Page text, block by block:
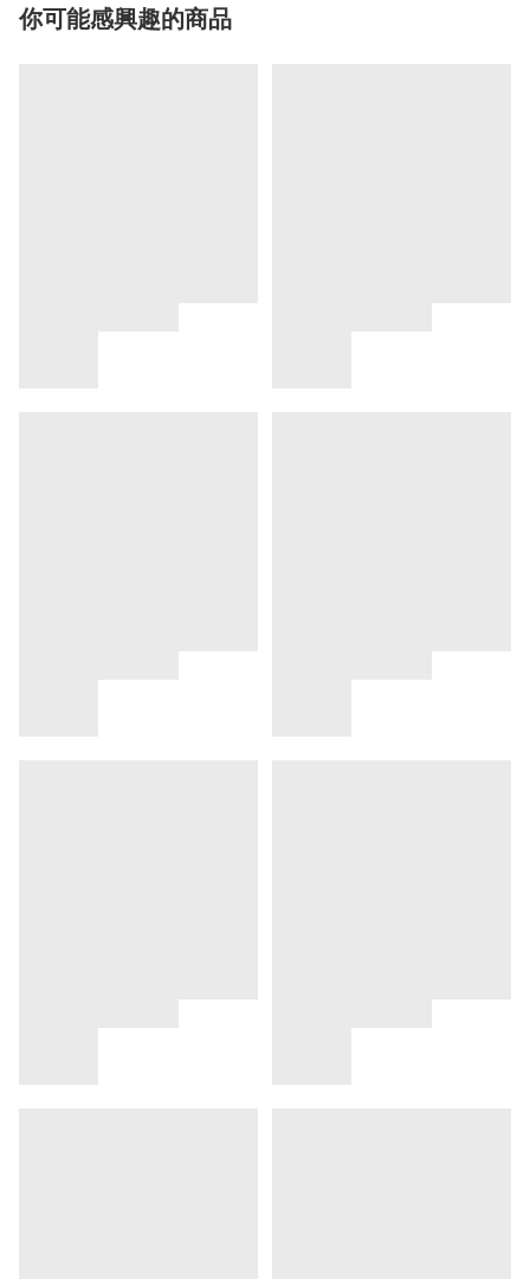
你可能感興趣的商品